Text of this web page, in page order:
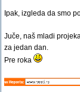
Ipak, izgleda da smo
Juče, naš mladi
za jedan dan.
Pre roka